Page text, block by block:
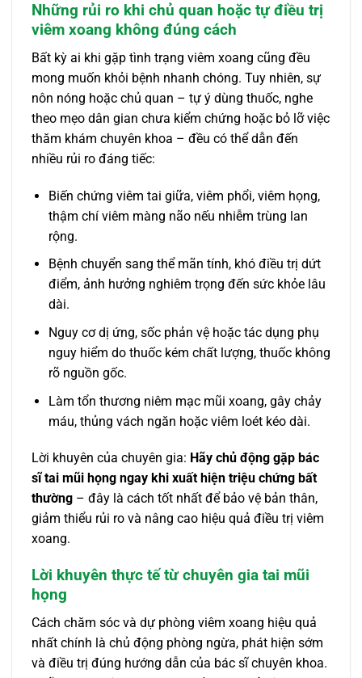
Những rủi ro khi chủ quan hoặc tự điều trị
viêm xoang không đúng cách
Bất kỳ ai khi gặp tình trạng viêm xoang cũng đều
mong muốn khỏi bệnh nhanh chóng. Tuy nhiên, sự
nôn nóng hoặc chủ quan – tự ý dùng thuốc, nghe
theo mẹo dân gian chưa kiểm chứng hoặc bỏ lỡ việc
thăm khám chuyên khoa – đều có thể dẫn đến
nhiều rủi ro đáng tiếc:
Biến chứng viêm tai giữa, viêm phổi, viêm họng,
thậm chí viêm màng não nếu nhiễm trùng lan
rộng.
Bệnh chuyển sang thể mãn tính, khó điều trị dứt
điểm, ảnh hưởng nghiêm trọng đến sức khỏe lâu
dài.
Nguy cơ dị ứng, sốc phản vệ hoặc tác dụng phụ
nguy hiểm do thuốc kém chất lượng, thuốc không
rõ nguồn gốc.
Làm tổn thương niêm mạc mũi xoang, gây chảy
máu, thủng vách ngăn hoặc viêm loét kéo dài.
Lời khuyên của chuyên gia: Hãy chủ động gặp bác
sĩ tai mũi họng ngay khi xuất hiện triệu chứng bất
thường – đây là cách tốt nhất để bảo vệ bản thân,
giảm thiểu rủi ro và nâng cao hiệu quả điều trị viêm
xoang.
Lời khuyên thực tế từ chuyên gia tai mũi
họng
Cách chăm sóc và dự phòng viêm xoang hiệu quả
nhất chính là chủ động phòng ngừa, phát hiện sớm
và điều trị đúng hướng dẫn của bác sĩ chuyên khoa.